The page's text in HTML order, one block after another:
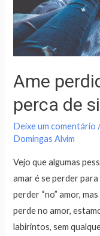
Ame
perca de
Deixe um comentário
Domingas Alvim
Vejo que algumas
amar é se perder para
perder “no” amor,
perde no amor,
labirintos, sem